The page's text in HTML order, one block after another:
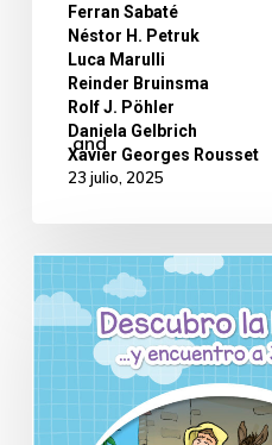
Ferran Sabaté
,Néstor H. Petruk
,Luca Marulli
,Reinder Bruinsma
,Rolf J. Pöhler
,Daniela Gelbrich
and
Xavier Georges Rousset
23 julio, 2025